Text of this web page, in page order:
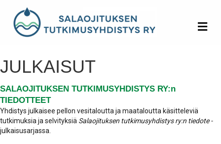
JULKAISUT
SALAOJITUKSEN TUTKIMUSYHDISTYS RY:n
TIEDOTTEET
Yhdistys julkaisee pellon vesitaloutta ja maataloutta käsitteleviä
tutkimuksia ja selvityksiä Salaojituksen tutkimusyhdistys ry:n tiedote -
julkaisusarjassa.